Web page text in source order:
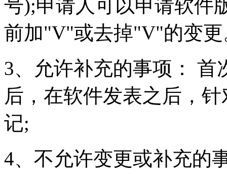
号);申请人可以申请软件
前加"V"或去掉"V"的变
3、允许补充的事项：
后，在软件发表之后，
记;
4、不允许变更或补充的